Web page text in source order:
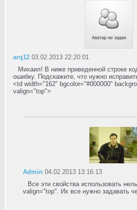
arq12 03.02.2013 22:20:01
Михаил! В ниже приведенной строке
ошибку. Подскажите, что нужно
<td width="162" bgcolor="#000000"
valign="top">
Admin 04.02.2013 13:16:13
Все эти свойства использовать
valign="top". Их все нужно задавать